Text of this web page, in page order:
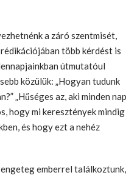
a záró szentmisét,
több kérdést is
útmutatóul
közülük: „Hogyan tudunk
„Hűséges az, aki minden nap
hogy mi keresztények mindig
és hogy ezt a nehéz
emberrel találkoztunk,